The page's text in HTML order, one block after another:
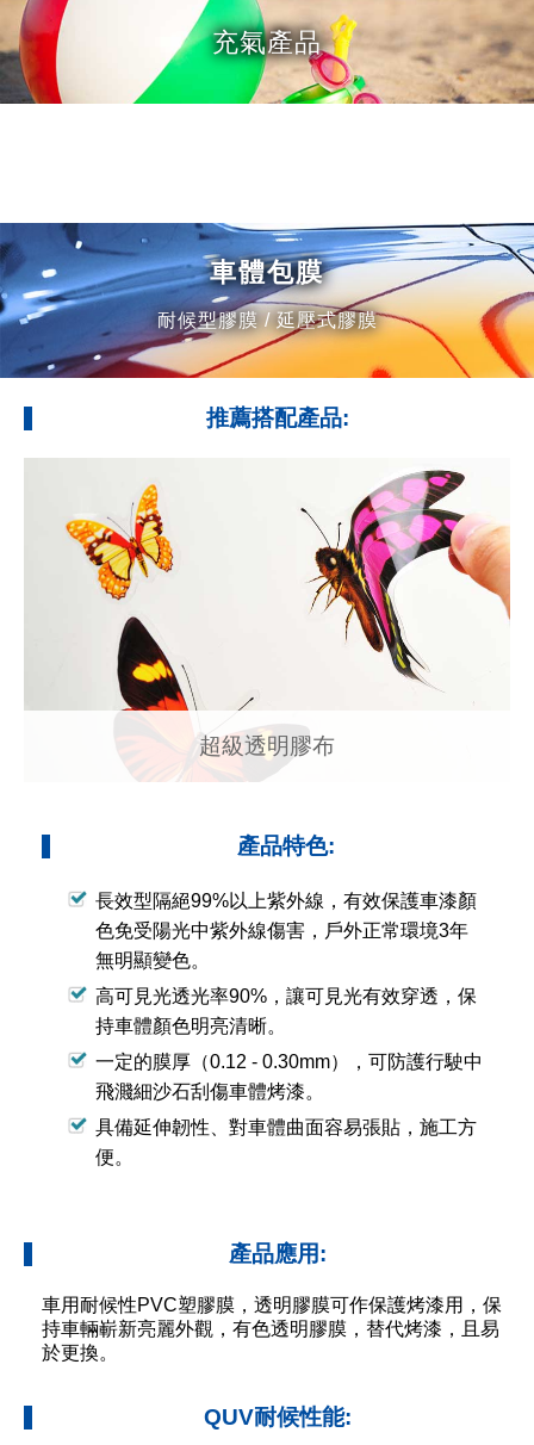
充氣產品
車體包膜
耐候型膠膜 / 延壓式膠膜
推薦搭配產品:
超級透明膠布
產品特色:
長效型隔絕99%以上紫外線，有效保護車漆顏
色免受陽光中紫外線傷害，戶外正常環境3年
無明顯變色。
高可見光透光率90%，讓可見光有效穿透，保
持車體顏色明亮清晰。
一定的膜厚（0.12 - 0.30mm），可防護行駛中
飛濺細沙石刮傷車體烤漆。
具備延伸韌性、對車體曲面容易張貼，施工方
便。
產品應用:
車用耐候性PVC塑膠膜，透明膠膜可作保護烤漆用，保
持車輛嶄新亮麗外觀，有色透明膠膜，替代烤漆，且易
於更換。
QUV耐候性能: